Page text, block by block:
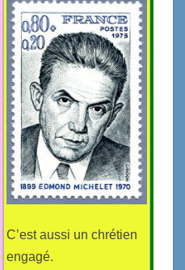
C’est aussi un chrétien
engagé.